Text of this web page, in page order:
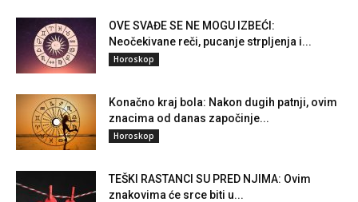
OVE SVAĐE SE NE MOGU IZBEĆI:
Neočekivane reči, pucanje strpljenja i...
Horoskop
Konačno kraj bola: Nakon dugih patnji, ovim
znacima od danas započinje...
Horoskop
TEŠKI RASTANCI SU PRED NJIMA: Ovim
znakovima će srce biti u...